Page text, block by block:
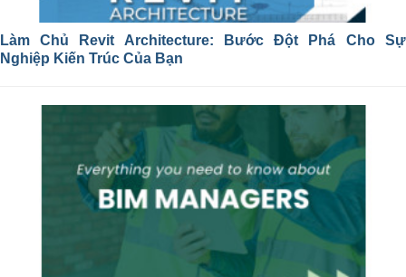
Làm Chủ Revit Architecture: Bước Đột Phá Cho Sự
Nghiệp Kiến Trúc Của Bạn